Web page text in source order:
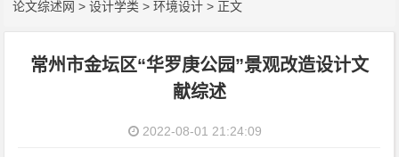
论文综述网 >设计学类 >环境设计 > 正文
常州市金坛区“华罗庚公园”景观改造设计文
献综述
2022-08-01 21:24:09